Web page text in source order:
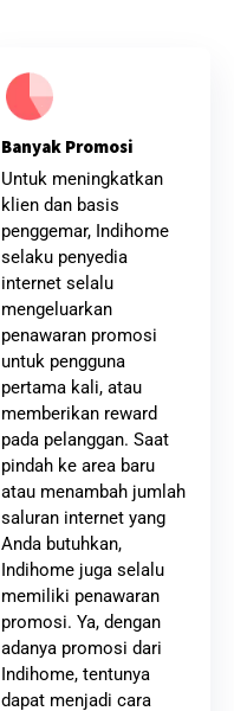
Banyak Promosi
Untuk meningkatkan
klien dan basis
penggemar, Indihome
selaku penyedia
internet selalu
mengeluarkan
penawaran promosi
untuk pengguna
pertama kali, atau
memberikan reward
pada pelanggan. Saat
pindah ke area baru
atau menambah jumlah
saluran internet yang
Anda butuhkan,
Indihome juga selalu
memiliki penawaran
promosi. Ya, dengan
adanya promosi dari
Indihome, tentunya
dapat menjadi cara